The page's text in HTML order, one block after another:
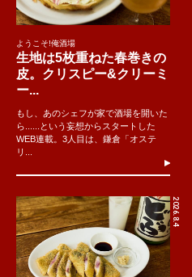
ようこそ!俺酒場
生地は5枚重ねた春巻きの
皮。クリスピー&クリーミ
ー...
もし、あのシェフが家で酒場を開いた
ら......という妄想からスタートした
WEB連載。3人目は、鎌倉「オステ
リ...
2026.8.4